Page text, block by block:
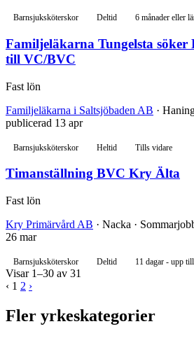
Barnsjuksköterskor Deltid 6 månader eller
Familjeläkarna Tungelsta söker
till VC/BVC
Fast lön
Familjeläkarna i Saltsjöbaden AB ·
publicerad 13 apr
Barnsjuksköterskor Heltid Tills vidare
Timanställning BVC Kry Älta
Fast lön
Kry Primärvård AB · Nacka ·
26 mar
Barnsjuksköterskor Deltid 11 dagar - upp
Visar 1–30 av 31
‹ 1 2 ›
Fler yrkeskategorier